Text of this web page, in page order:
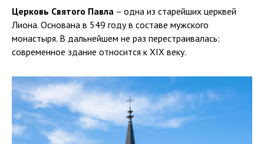
Церковь Святого Павла – одна из старейших церквей
Лиона. Основана в 549 году в составе мужского
монастыря. В дальнейшем не раз перестраивалась:
современное здание относится к XIX веку.